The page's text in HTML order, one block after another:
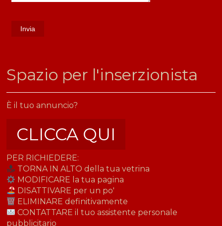
​Spazio per l'inserzionista
È il tuo annuncio?
CLICCA QUI
PER RICHIEDERE:
TORNA IN ALTO della tua vetrina
MODIFICARE la tua pagina
DISATTIVARE per un po'
ELIMINARE definitivamente
CONTATTARE il tuo assistente personale
pubblicitario